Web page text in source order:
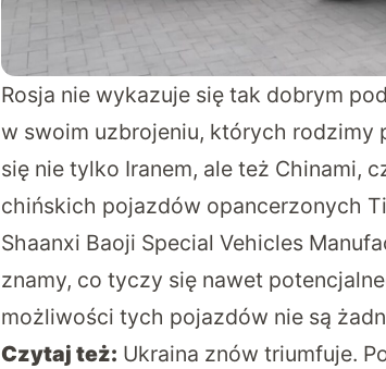
Rosja nie wykazuje się tak dobrym
w swoim uzbrojeniu, których rodzimy
się nie tylko Iranem, ale też Chinami,
chińskich pojazdów opancerzonych
Shaanxi Baoji Special Vehicles
znamy, co tyczy się nawet
możliwości tych pojazdów nie są
Czytaj też: Ukraina znów triumfuje.